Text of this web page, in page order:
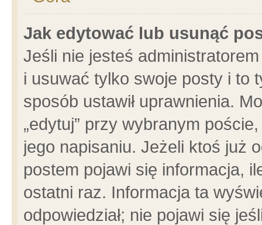
Jak edytować lub usunąć
Jeśli nie jesteś
i usuwać tylko swoje posty i to
sposób ustawił uprawnienia.
„edytuj” przy wybranym
jego napisaniu. Jeżeli ktoś już
postem pojawi się informacja,
ostatni raz. Informacja ta
odpowiedział; nie pojawi się